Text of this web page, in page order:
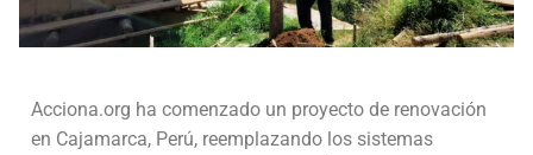
CONSEJOS DEPARTAMENTALES
Ancash Chimbote
Acciona.org ha comenzado un proyecto de renovación
en Cajamarca, Perú, reemplazando los sistemas